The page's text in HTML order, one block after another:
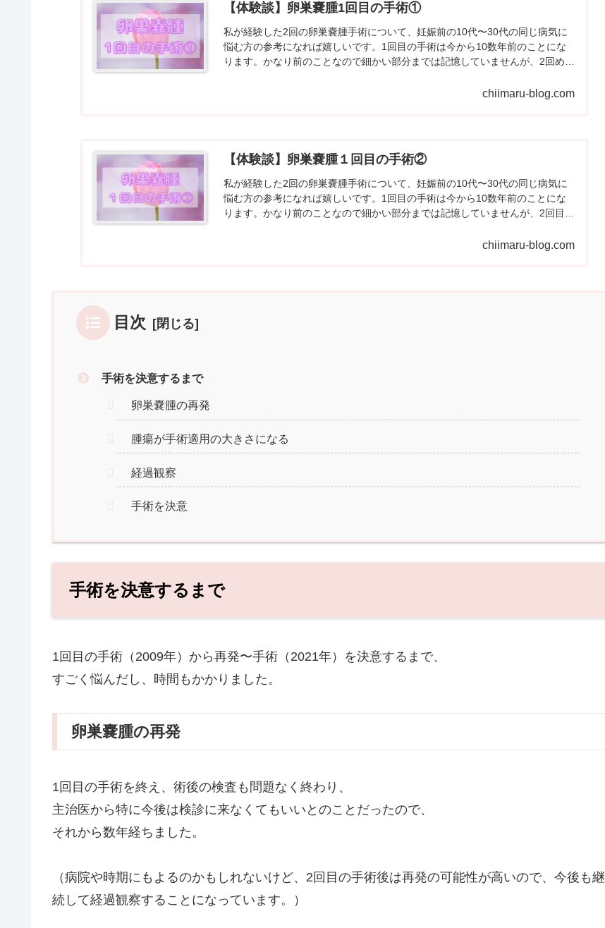
【体験談】卵巣嚢腫1回目の手術①
私が経験した2回の卵巣嚢腫手術について、妊娠前の10代〜30代の同じ病気に
悩む方の参考になれば嬉しいです。1回目の手術は今から10数年前のことにな
ります。かなり前のことなので細かい部分までは記憶していませんが、2回めの
chiimaru-blog.com
【体験談】卵巣嚢腫１回目の手術②
私が経験した2回の卵巣嚢腫手術について、妊娠前の10代〜30代の同じ病気に
悩む方の参考になれば嬉しいです。1回目の手術は今から10数年前のことにな
ります。かなり前のことなので細かい部分までは記憶していませんが、2回目の
chiimaru-blog.com
目次
手術を決意するまで
卵巣嚢腫の再発
腫瘍が手術適用の大きさになる
経過観察
手術を決意
手術を決意するまで
1回目の手術（2009年）から再発〜手術（2021年）を決意するまで、
すごく悩んだし、時間もかかりました。
卵巣嚢腫の再発
1回目の手術を終え、術後の検査も問題なく終わり、
主治医から特に今後は検診に来なくてもいいとのことだったので、
それから数年経ちました。
（病院や時期にもよるのかもしれないけど、2回目の手術後は再発の可能性が高いので、今後も継
続して経過観察することになっています。）